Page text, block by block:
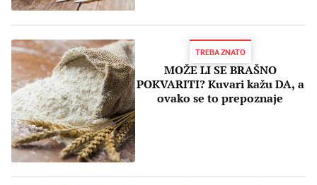
TREBA ZNATO
MOŽE LI SE BRAŠNO
POKVARITI? Kuvari kažu DA, a
ovako se to prepoznaje